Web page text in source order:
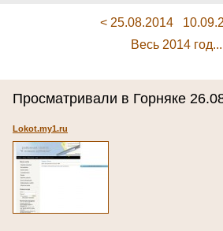
< 25.08.2014
Весь 2014 год...
Просматривали в Горняке
Lokot.my1.ru